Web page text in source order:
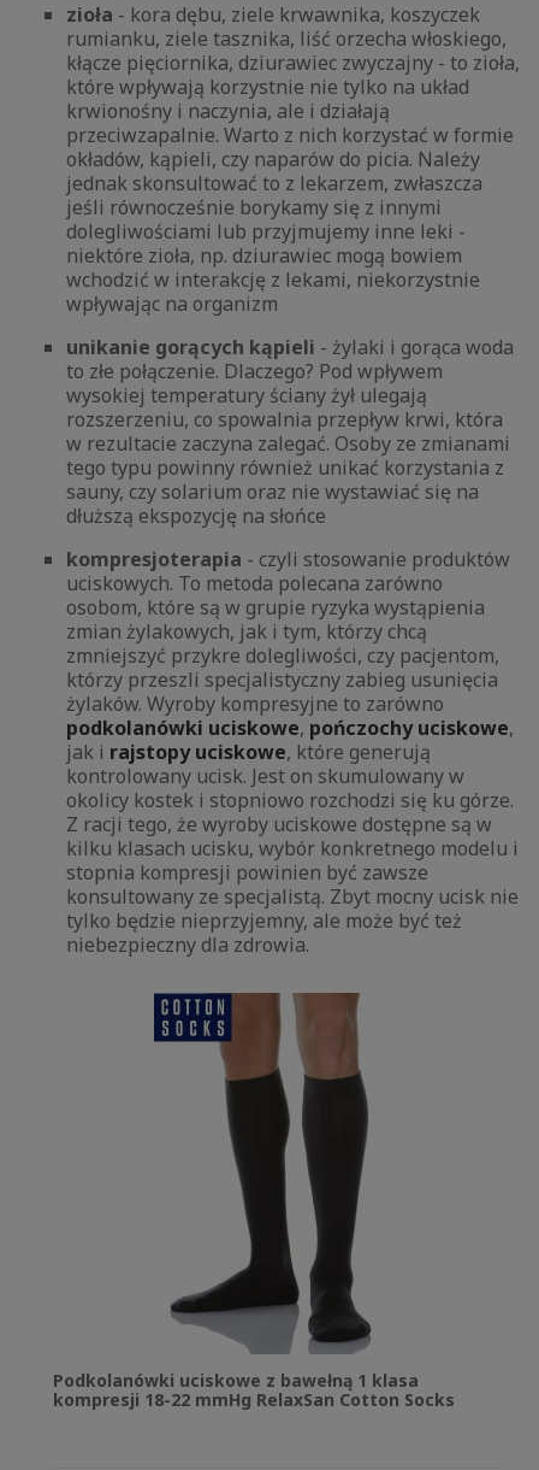
zioła - kora dębu, ziele krwawnika, koszyczek
rumianku, ziele tasznika, liść orzecha włoskiego,
kłącze pięciornika, dziurawiec zwyczajny - to zioła,
które wpływają korzystnie nie tylko na układ
krwionośny i naczynia, ale i działają
przeciwzapalnie. Warto z nich korzystać w formie
okładów, kąpieli, czy naparów do picia. Należy
jednak skonsultować to z lekarzem, zwłaszcza
jeśli równocześnie borykamy się z innymi
dolegliwościami lub przyjmujemy inne leki -
niektóre zioła, np. dziurawiec mogą bowiem
wchodzić w interakcję z lekami, niekorzystnie
wpływając na organizm
unikanie gorących kąpieli - żylaki i gorąca woda
to złe połączenie. Dlaczego? Pod wpływem
wysokiej temperatury ściany żył ulegają
rozszerzeniu, co spowalnia przepływ krwi, która
w rezultacie zaczyna zalegać. Osoby ze zmianami
tego typu powinny również unikać korzystania z
sauny, czy solarium oraz nie wystawiać się na
dłuższą ekspozycję na słońce
kompresjoterapia - czyli stosowanie produktów
uciskowych. To metoda polecana zarówno
osobom, które są w grupie ryzyka wystąpienia
zmian żylakowych, jak i tym, którzy chcą
zmniejszyć przykre dolegliwości, czy pacjentom,
którzy przeszli specjalistyczny zabieg usunięcia
żylaków. Wyroby kompresyjne to zarówno
podkolanówki uciskowe, pończochy uciskowe,
jak i rajstopy uciskowe, które generują
kontrolowany ucisk. Jest on skumulowany w
okolicy kostek i stopniowo rozchodzi się ku górze.
Z racji tego, że wyroby uciskowe dostępne są w
kilku klasach ucisku, wybór konkretnego modelu i
stopnia kompresji powinien być zawsze
konsultowany ze specjalistą. Zbyt mocny ucisk nie
tylko będzie nieprzyjemny, ale może być też
niebezpieczny dla zdrowia.
Podkolanówki uciskowe z bawełną 1 klasa
kompresji 18-22 mmHg RelaxSan Cotton Socks